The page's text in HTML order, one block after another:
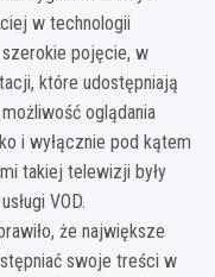
w technologii
pojęcie, w
które udostępniają
oglądania
i wyłącznie pod kątem
takiej telewizji były
VOD.
że największe
swoje treści w